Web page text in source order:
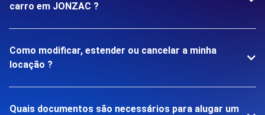
carro em JONZAC ?
Como modificar, estender ou cancelar a minha
locação ?
Quais documentos são necessários para alugar um